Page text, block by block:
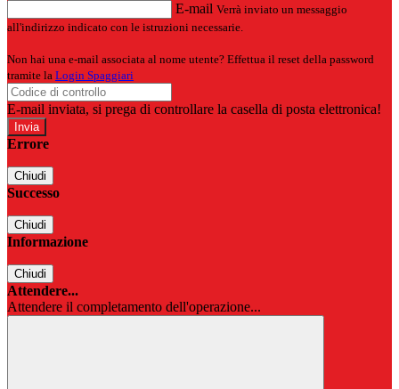
E-mail Verrà inviato un messaggio
all'indirizzo indicato con le istruzioni necessarie.
Non hai una e-mail associata al nome utente? Effettua il reset della password
tramite la Login Spaggiari
E-mail inviata, si prega di controllare la casella di posta elettronica!
Errore
Chiudi
Successo
Chiudi
Informazione
Chiudi
Attendere...
Attendere il completamento dell'operazione...